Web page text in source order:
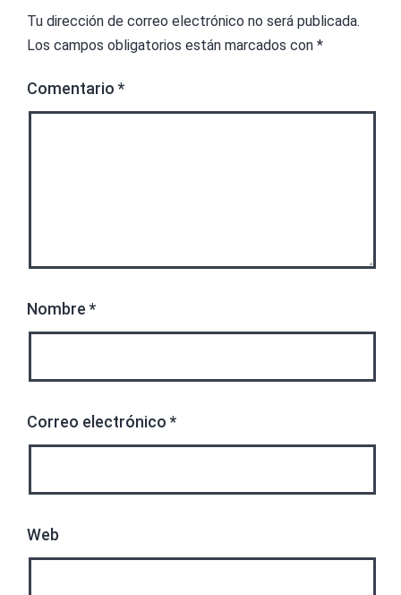
Tu dirección de correo electrónico no será publicada.
Los campos obligatorios están marcados con *
Comentario *
Nombre *
Correo electrónico *
Web